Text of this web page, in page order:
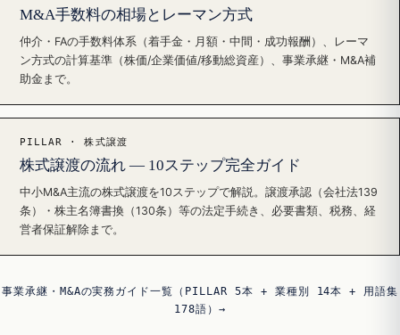
M&A手数料の相場とレーマン方式
仲介・FAの手数料体系（着手金・月額・中間・成功報酬）、レーマ
ン方式の計算基準（株価/企業価値/移動総資産）、事業承継・M&A補
助金まで。
PILLAR · 株式譲渡
株式譲渡の流れ — 10ステップ完全ガイド
中小M&A主流の株式譲渡を10ステップで解説。譲渡承認（会社法139
条）・株主名簿書換（130条）等の法定手続き、必要書類、税務、経
営者保証解除まで。
事業承継・M&Aの実務ガイド一覧（PILLAR 5本 + 業種別 14本 + 用語集
178語）→